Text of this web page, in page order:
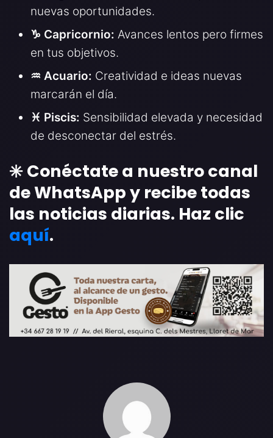
nuevas oportunidades.
♑ Capricornio: Avances lentos pero firmes
en tus objetivos.
♒ Acuario: Creatividad e ideas nuevas
marcarán el día.
♓ Piscis: Sensibilidad elevada y necesidad
de desconectar del estrés.
✳️ Conéctate a nuestro canal
de WhatsApp y recibe todas
las noticias diarias. Haz clic
aquí.